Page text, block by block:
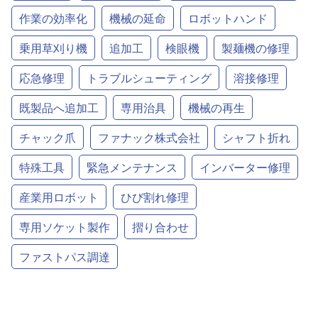
作業の効率化
機械の延命
ロボットハンド
乗用草刈り機
追加工 検眼機
製麺機の修理
応急修理
トラブルシューティング
溶接修理
既製品へ追加工
専用治具
機械の再生
チャック爪
ファナック株式会社
シャフト折れ
特殊工具
緊急メンテナンス
インバーター修理
産業用ロボット
ひび割れ修理
専用ソケット製作
摺り合わせ
ファストパス調達